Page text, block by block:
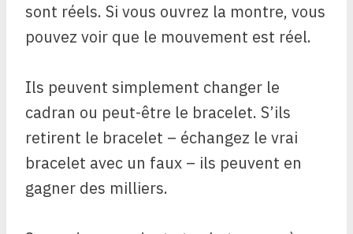
sont réels. Si vous ouvrez la montre, vous
pouvez voir que le mouvement est réel.
Ils peuvent simplement changer le
cadran ou peut-être le bracelet. S’ils
retirent le bracelet – échangez le vrai
bracelet avec un faux – ils peuvent en
gagner des milliers.